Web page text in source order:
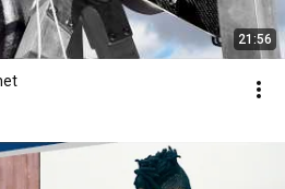
21:56